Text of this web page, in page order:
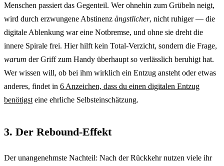
Menschen passiert das Gegenteil. Wer ohnehin zum Grübeln neigt,
wird durch erzwungene Abstinenz ängstlicher, nicht ruhiger — die
digitale Ablenkung war eine Notbremse, und ohne sie dreht die
innere Spirale frei. Hier hilft kein Total-Verzicht, sondern die Frage,
warum der Griff zum Handy überhaupt so verlässlich beruhigt hat.
Wer wissen will, ob bei ihm wirklich ein Entzug ansteht oder etwas
anderes, findet in 6 Anzeichen, dass du einen digitalen Entzug
benötigst eine ehrliche Selbsteinschätzung.
3. Der Rebound-Effekt
Der unangenehmste Nachteil: Nach der Rückkehr nutzen viele ihr